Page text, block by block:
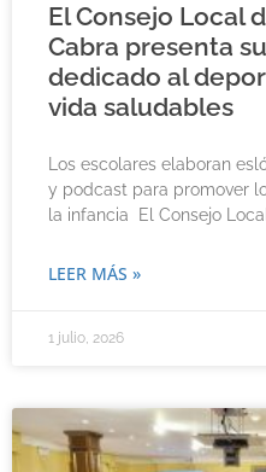
El Consejo Local
Cabra presenta
dedicado al
vida saludables
Los escolares elaboran
y podcast para promover
la infancia El Consejo
LEER MÁS »
1 julio, 2026